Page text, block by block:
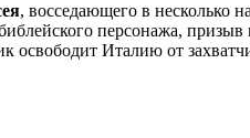
, восседающего в несколько
персонажа,
Италию от